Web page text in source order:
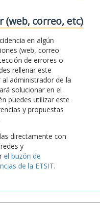
(web, correo, etc)
en algún
(web, correo
de errores o
rellenar este
administrador de la
solucionar en el
puedes utilizar este
y propuestas
directamente con
y
el buzón de
de la ETSIT.